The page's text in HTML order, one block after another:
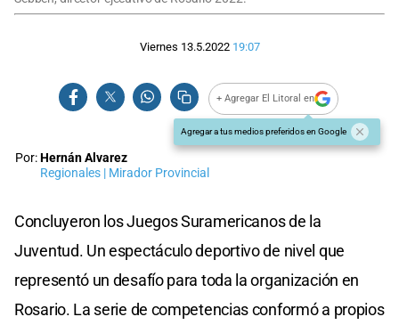
Viernes 13.5.2022 19:07
+ Agregar El Litoral en
Agregar a tus medios preferidos en Google
Por:Hernán Alvarez
Regionales | Mirador Provincial
Concluyeron los Juegos Suramericanos de la
Juventud. Un espectáculo deportivo de nivel que
representó un desafío para toda la organización en
Rosario. La serie de competencias conformó a propios